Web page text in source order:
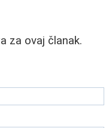
za ovaj članak.